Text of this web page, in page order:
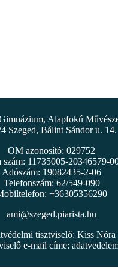
Alapfokú
Szeged, Bálint Sándor u. 14.
OM azonosító: 029752
szám: 11735005-20346579-
Adószám: 19082435-2-06
Telefonszám: 62/549-090
+36305356290
ami@szeged.piarista.hu
tisztviselő: Kiss Nóra
e-mail címe: